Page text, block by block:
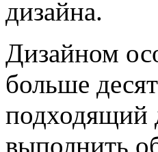
дизайна.
Дизайном
больше
подходящий
выполнить